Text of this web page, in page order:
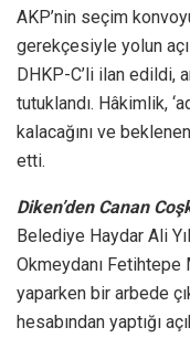
AKP’nin seçim
gerekçesiyle yolun
DHKP-C’li ilan edildi,
tutuklandı. Hâkimlik,
kalacağını ve
etti.
Diken’den Canan
Belediye Haydar Ali
Okmeydanı Fetihtepe
yaparken bir arbede
hesabından yaptığı